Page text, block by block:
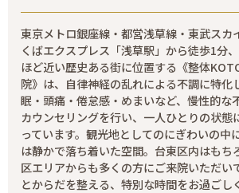
東京メトロ銀座線・都営浅草線・東武スカ
くばエクスプレス「浅草駅」から徒歩1分
ほど近い歴史ある街に位置する《整体
院》は、自律神経の乱れによる不調に特化
眠・頭痛・倦怠感・めまいなど、慢性的な
カウンセリングを行い、一人ひとりの状態
っています。観光地としてのにぎわいの中
は静かで落ち着いた空間。台東区内はもち
区エリアからも多くの方にご来院いただい
とからだを整える、特別な時間をお過ごし